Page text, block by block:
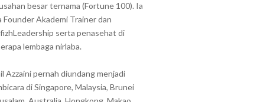
besar ternama (Fortune 100). Ia
Founder Akademi Trainer dan
serta penasehat di
lembaga nirlaba.
Azzaini pernah diundang menjadi
di Singapore, Malaysia, Brunei